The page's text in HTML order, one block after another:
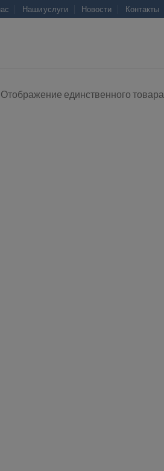
Наши услуги Новости Контакты
Отображение единственного товара